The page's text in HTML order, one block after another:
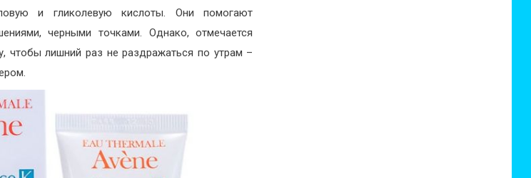
и гликолевую кислоты. Они помогают
черными точками. Однако, отмечается
чтобы лишний раз не раздражаться по утрам –